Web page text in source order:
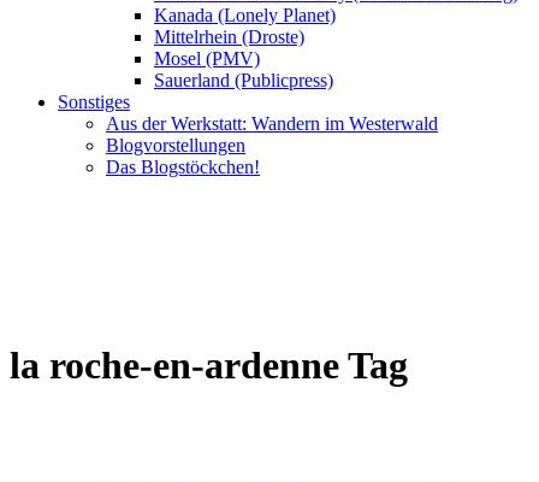
Kanada (Lonely Planet)
Mittelrhein (Droste)
Mosel (PMV)
Sauerland (Publicpress)
Sonstiges
Aus der Werkstatt: Wandern im Westerwald
Blogvorstellungen
Das Blogstöckchen!
la roche-en-ardenne Tag